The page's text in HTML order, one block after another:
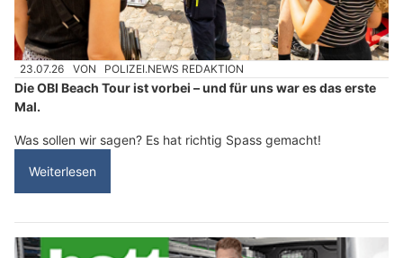
23.07.26 VON POLIZEI.NEWS REDAKTION
Die OBI Beach Tour ist vorbei – und für uns war es das erste
Mal.
Was sollen wir sagen? Es hat richtig Spass gemacht!
Weiterlesen